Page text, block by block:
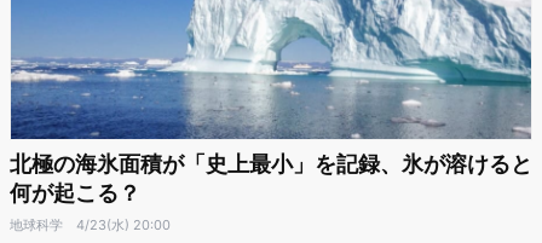
北極の海氷面積が「史上最小」を記録、氷が溶けると
何が起こる？
地球科学 4/23(水) 20:00